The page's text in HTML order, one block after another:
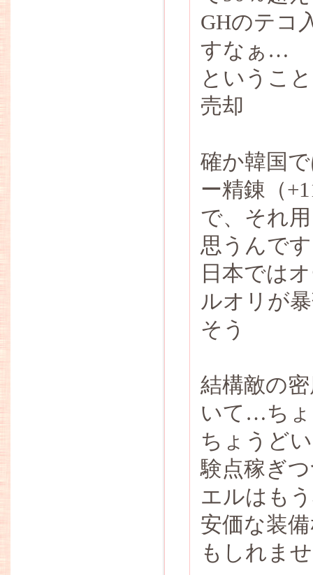
GHのテコ
すなぁ…
というこ
売却
確か韓国
ー精錬（
で、それ
思うんで
日本では
ルオリが
そう
結構敵の
いて…ちょ
ちょうど
験点稼ぎ
エルはも
安価な装
もしれま